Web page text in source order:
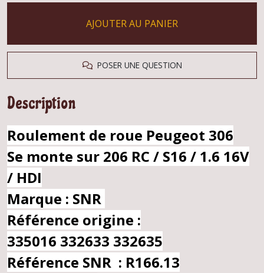
AJOUTER AU PANIER
POSER UNE QUESTION
Description
Roulement de roue Peugeot 306
Se monte sur 206 RC / S16 / 1.6 16V
/ HDI
Marque : SNR
Référence origine :
335016 332633 332635
Référence SNR : R166.13